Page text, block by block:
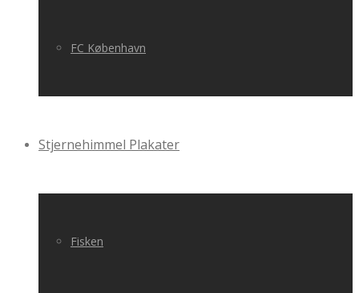
FC København
Stjernehimmel Plakater
Fisken